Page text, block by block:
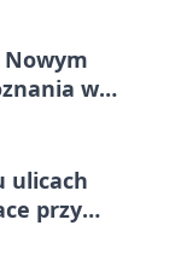
Nowym
w
ulicach
przy